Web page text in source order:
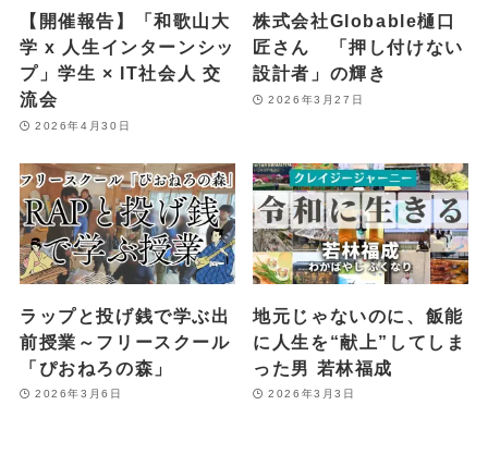
【開催報告】「和歌山大
学 x 人生インターンシッ
プ」学生 × IT社会人 交
流会
2026年4月30日
株式会社Globable樋口
匠さん 「押し付けない
設計者」の輝き
2026年3月27日
ラップと投げ銭で学ぶ出
前授業～フリースクール
「ぴおねろの森」
2026年3月6日
地元じゃないのに、飯能
に人生を“献上”してしま
った男 若林福成
2026年3月3日